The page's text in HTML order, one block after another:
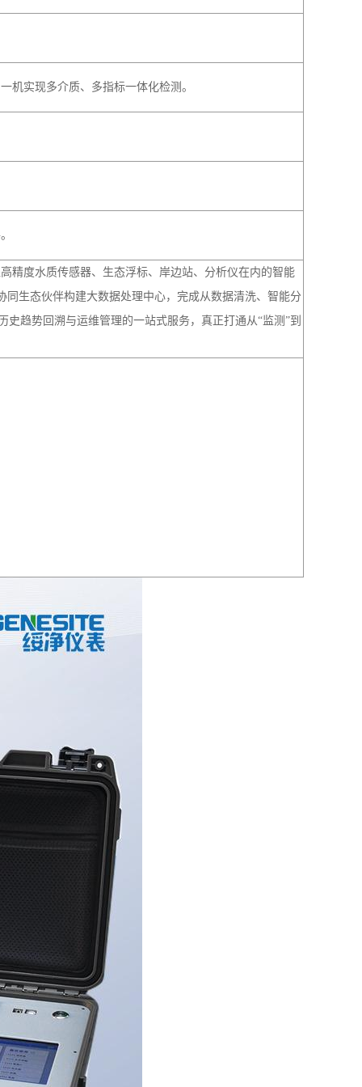
机实现多介质、多指标一体化检测。
趋势回溯与运维管理的一站式服务，真正打通从“监测”到